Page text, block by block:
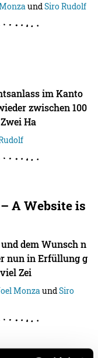
undSiro Rudolf
im Kanto
zwischen 100
Ha
A Website is
dem Wunsch n
nun in Erfüllung g
Zei
MonzaundSiro